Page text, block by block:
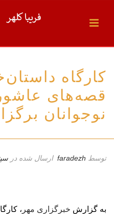
کارگاه
قصه‌های
نوجوانان
توسط faradezh ارسال شده در
به گزارش خبرگزاری مهر ،